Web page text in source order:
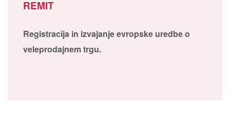
REMIT
Registracija in izvajanje evropske uredbe o
veleprodajnem trgu.